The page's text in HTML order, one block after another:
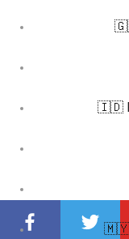
🇮🇩
🇲🇾